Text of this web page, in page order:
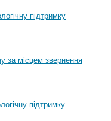
підтримку
за місцем звернення
підтримку